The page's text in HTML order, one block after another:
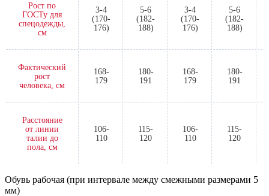
Рост по
ГОСТу для
спецодежды,
см
3-4
(170-
176)
5-6
(182-
188)
3-4
(170-
176)
5-6
(182-
188)
Фактический
рост
человека, см
168-
179
180-
191
168-
179
180-
191
Расстояние
от линии
талии до
пола, см
106-
110
115-
120
106-
110
115-
120
Обувь рабочая (при интервале между смежными размерами 5
мм)